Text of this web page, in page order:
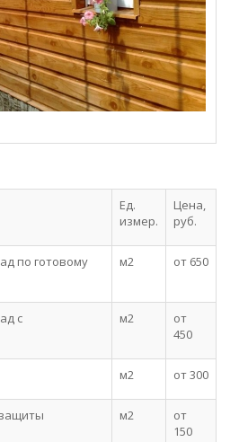
Ед.
измер.
Цена,
руб.
по готовому
м2 от 650
с
м2
от
450
м2 от 300
м2
от
150